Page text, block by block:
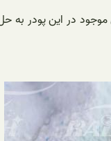
های موجود در این